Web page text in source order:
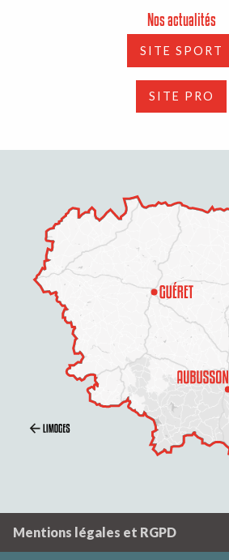
Nos actualités
SITE SPORT
SITE PRO
Mentions légales et RGPD